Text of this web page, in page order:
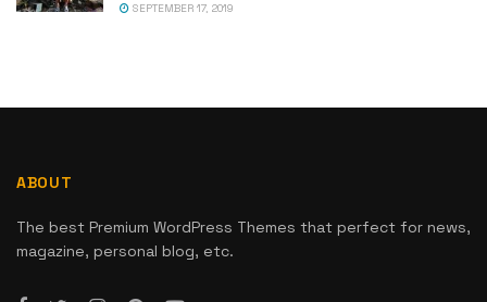
SEPTEMBER 17, 2019
ABOUT
The best Premium WordPress Themes that perfect for news,
magazine, personal blog, etc.